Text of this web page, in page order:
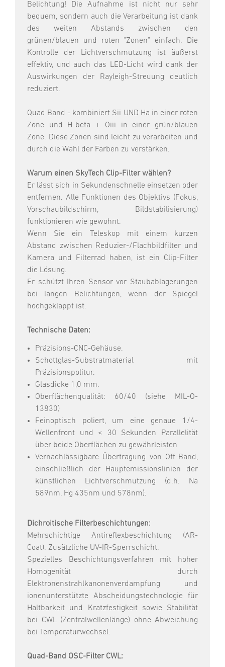
Belichtung! Die Aufnahme ist nicht nur sehr
bequem, sondern auch die Verarbeitung ist dank
des weiten Abstands zwischen den
grünen/blauen und roten "Zonen" einfach. Die
Kontrolle der Lichtverschmutzung ist äußerst
effektiv, und auch das LED-Licht wird dank der
Auswirkungen der Rayleigh-Streuung deutlich
reduziert.
Quad Band - kombiniert Sii UND Ha in einer roten
Zone und H-beta + Oiii in einer grün/blauen
Zone. Diese Zonen sind leicht zu verarbeiten und
durch die Wahl der Farben zu verstärken.
Warum einen SkyTech Clip-Filter wählen?
Er lässt sich in Sekundenschnelle einsetzen oder
entfernen. Alle Funktionen des Objektivs (Fokus,
Vorschaubildschirm, Bildstabilisierung)
funktionieren wie gewohnt.
Wenn Sie ein Teleskop mit einem kurzen
Abstand zwischen Reduzier-/Flachbildfilter und
Kamera und Filterrad haben, ist ein Clip-Filter
die Lösung.
Er schützt Ihren Sensor vor Staubablagerungen
bei langen Belichtungen, wenn der Spiegel
hochgeklappt ist.
Technische Daten:
Präzisions-CNC-Gehäuse.
Schottglas-Substratmaterial mit
Präzisionspolitur.
Glasdicke 1,0 mm.
Oberflächenqualität: 60/40 (siehe MIL-O-
13830)
Feinoptisch poliert, um eine genaue 1/4-
Wellenfront und < 30 Sekunden Parallelität
über beide Oberflächen zu gewährleisten
Vernachlässigbare Übertragung von Off-Band,
einschließlich der Hauptemissionslinien der
künstlichen Lichtverschmutzung (d.h. Na
589nm, Hg 435nm und 578nm).
Dichroitische Filterbeschichtungen:
Mehrschichtige Antireflexbeschichtung (AR-
Coat). Zusätzliche UV-IR-Sperrschicht.
Spezielles Beschichtungsverfahren mit hoher
Homogenität durch
Elektronenstrahlkanonenverdampfung und
ionenunterstützte Abscheidungstechnologie für
Haltbarkeit und Kratzfestigkeit sowie Stabilität
bei CWL (Zentralwellenlänge) ohne Abweichung
bei Temperaturwechsel.
Quad-Band OSC-Filter CWL: